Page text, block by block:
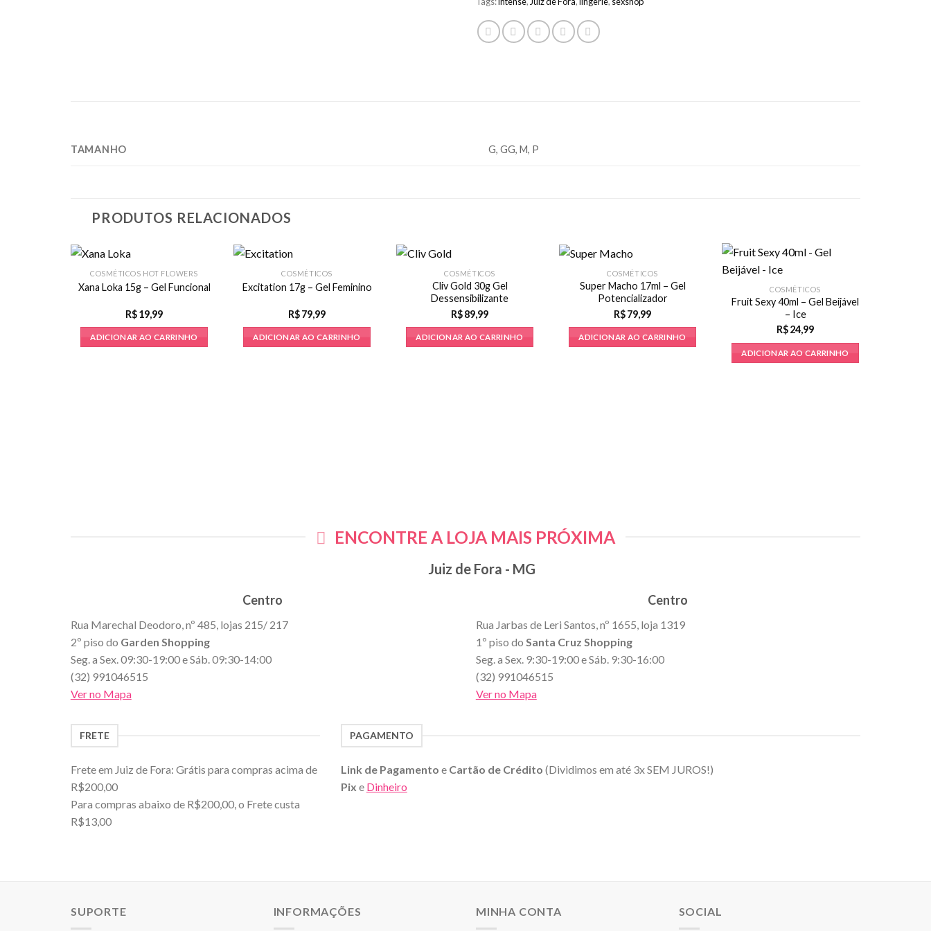
TAMANHO G, GG, M, P
PRODUTOS RELACIONADOS
COSMÉTICOS HOT FLOWERS
Xana Loka 15g – Gel Funcional
R$ 19,99
ADICIONAR AO CARRINHO
COSMÉTICOS
Excitation 17g – Gel Feminino
R$ 79,99
ADICIONAR AO CARRINHO
COSMÉTICOS
Cliv Gold 30g Gel
Dessensibilizante
R$ 89,99
ADICIONAR AO CARRINHO
COSMÉTICOS
Super Macho 17ml – Gel
Potencializador
R$ 79,99
ADICIONAR AO CARRINHO
COSMÉTICOS
Fruit Sexy 40ml – Gel Beijável
– Ice
R$ 24,99
ADICIONAR AO CARRINHO
ENCONTRE A LOJA MAIS PRÓXIMA
Juiz de Fora - MG
Centro
Rua Marechal Deodoro, nº 485, lojas 215/ 217
2º piso do Garden Shopping
Seg. a Sex. 09:30-19:00 e Sáb. 09:30-14:00
(32) 991046515
Ver no Mapa
Centro
Rua Jarbas de Leri Santos, nº 1655, loja 1319
1º piso do Santa Cruz Shopping
Seg. a Sex. 9:30-19:00 e Sáb. 9:30-16:00
(32) 991046515
Ver no Mapa
FRETE
Frete em Juiz de Fora: Grátis para compras acima de
R$200,00
Para compras abaixo de R$200,00, o Frete custa
R$13,00
PAGAMENTO
Link de Pagamento e Cartão de Crédito (Dividimos em até 3x SEM JUROS!)
Pix e Dinheiro
SUPORTE INFORMAÇÕES MINHA CONTA SOCIAL